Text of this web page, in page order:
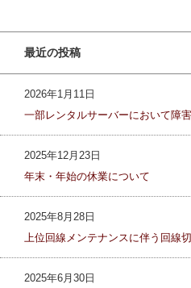
最近の投稿
2026年1月11日
一部レンタルサーバーにおいて障
2025年12月23日
年末・年始の休業について
2025年8月28日
上位回線メンテナンスに伴う回線
2025年6月30日